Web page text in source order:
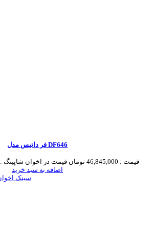
فر داتیس مدل DF646
قیمت : 46,845,000 تومان قیمت در اخوان شاپینگ :
اضافه به سبد خرید